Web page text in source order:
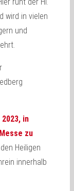
wird in vielen
und
in
zu
Heiligen
innerhalb